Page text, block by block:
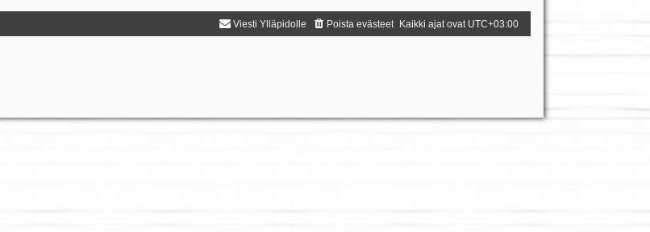
Kaikki ajat ovat UTC+03:00
Poista evästeet
Viesti Ylläpidolle